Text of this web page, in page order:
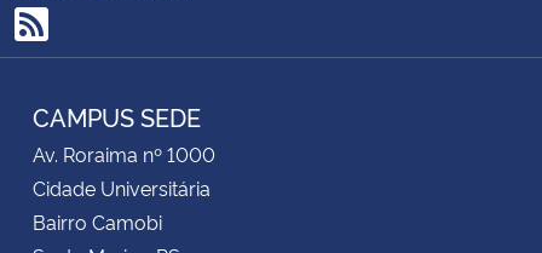
RSS
CAMPUS SEDE
Av. Roraima nº 1000
Cidade Universitária
Bairro Camobi